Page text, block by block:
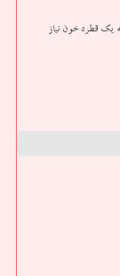
فقط به یک قطره خون نیاز